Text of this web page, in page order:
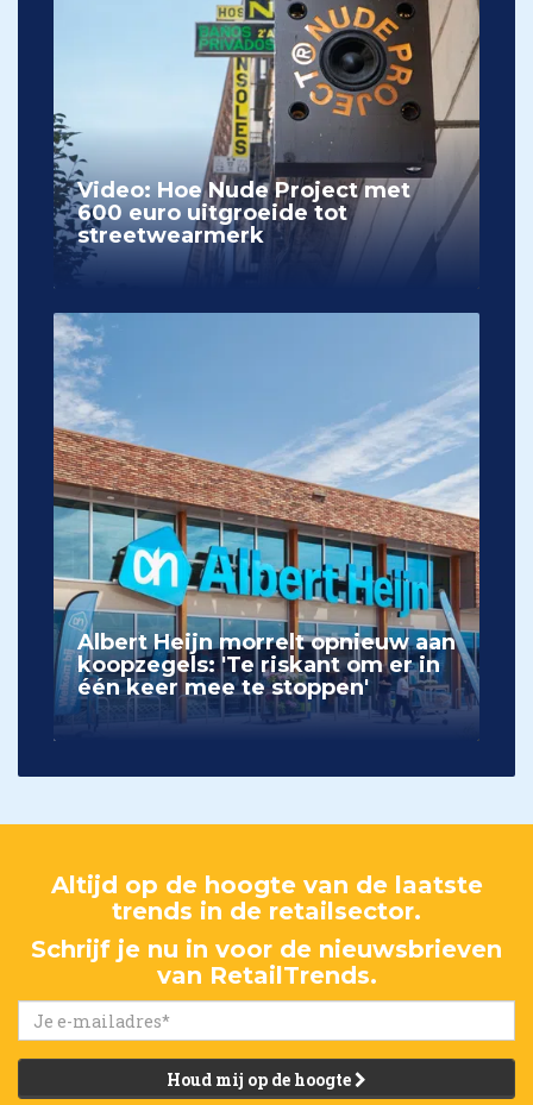
Video: Hoe Nude Project met
600 euro uitgroeide tot
streetwearmerk
Albert Heijn morrelt opnieuw aan
koopzegels: 'Te riskant om er in
één keer mee te stoppen'
Altijd op de hoogte van de laatste
trends in de retailsector.
Schrijf je nu in voor de nieuwsbrieven
van RetailTrends.
Houd mij op de hoogte